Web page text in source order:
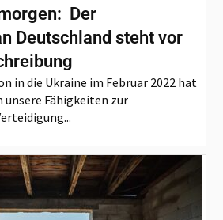
Der
Deutschland steht vor
in die Ukraine im Februar 2022 hat
unsere Fähigkeiten zur